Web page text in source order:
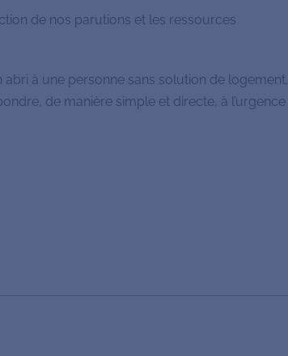
de nos parutions et les ressources
à une personne sans solution de logement.
de manière simple et directe, à l’urgence